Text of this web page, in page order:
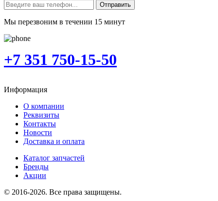
Отправить
Мы перезвоним в течении 15 минут
+7 351 750-15-50
Информация
О компании
Реквизиты
Контакты
Новости
Доставка и оплата
Каталог запчастей
Бренды
Акции
© 2016-2026. Все права защищены.